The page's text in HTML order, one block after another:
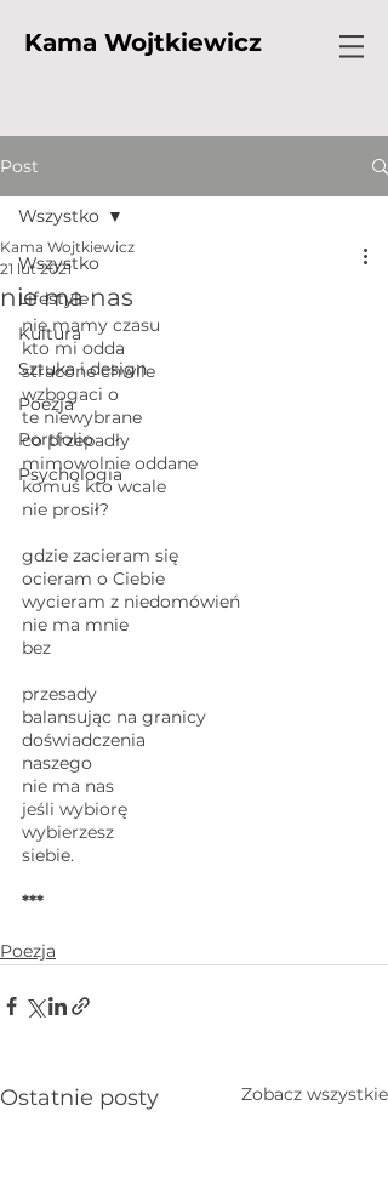
Kama Wojtkiewicz
Post
Wszystko
Lifestyle
Kultura
Sztuka i design
Poezja
Portfolio
Psychologia
Wszystko
nie ma nas
Kama Wojtkiewicz
21 lut 2021
nie mamy czasu
kto mi odda
stracone chwile
wzbogaci o
te niewybrane
co przepadły
mimowolnie oddane
komuś kto wcale
nie prosił?
gdzie zacieram się
ocieram o Ciebie
wycieram z niedomówień
nie ma mnie
bez
przesady
balansując na granicy
doświadczenia
naszego
nie ma nas
jeśli wybiorę
wybierzesz
siebie.
***
Poezja
Ostatnie posty Zobacz wszystkie